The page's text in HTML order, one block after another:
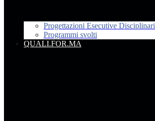
Progettazioni Esecutive Disciplinari
Programmi svolti
QUALI.FOR.MA